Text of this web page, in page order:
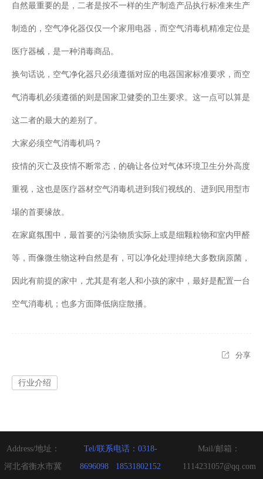
自然最重要的是，二者是按不一样的生产制造产品执行标准来生产
制造的，空气净化器仅仅一个家用电器，而空气消毒机精准定位是
医疗器械，是一种消毒商品。
换句话说，空气净化器只必须遵循对应的电器国家标准要求，而空
气消毒机必须遵循的则是国家卫健委的卫生要求。这一点可以算是
这二者的最大的差别了。
大家必须空气消毒机吗？
疫情的灭亡及疫情不断常态，的确让各位对气体环境卫生分外高度
重视，这也是医疗器材空气消毒机进到我们视线的、进到民用型市
場的首要缘故。
在家庭氛围中，最首要的污染物质实际上或是细颗粒物和室内甲醛
等，而像微生物这种自然是有，可以净化处理掉绝大多数病原菌，
因此有前提的家中，尤其是有老人和小孩的家中，最好是配置一台
空气消毒机；也多方面降低病症散播。
分享
行业介绍
Address/地址：
河北省衡水市冀
Tel/联系电话：0318-
8696098   18531802152
Mail/邮箱：
1114231057@qq.com